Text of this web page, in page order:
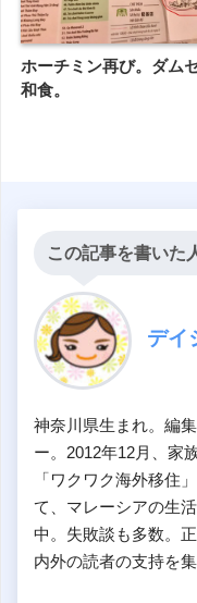
ホーチミン再び。ダム
和食。
この記事を書いた
デイ
神奈川県生まれ。編
ー。2012年12月、家
「ワクワク海外移住
て、マレーシアの生
中。失敗談も多数。
内外の読者の支持を集